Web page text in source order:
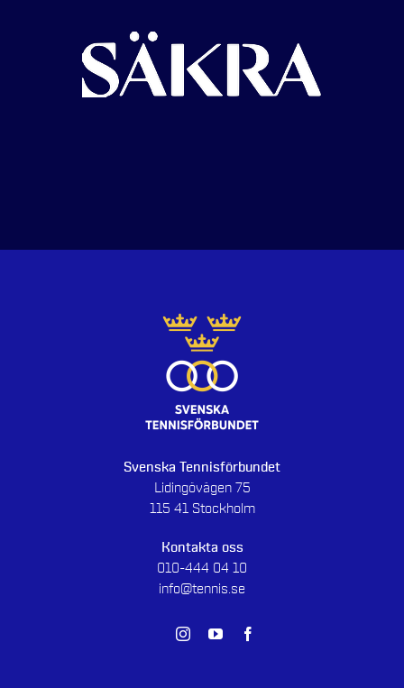
Svenska Tennisförbundet
Lidingövägen 75
115 41 Stockholm
Kontakta oss
010-444 04 10
info@tennis.se